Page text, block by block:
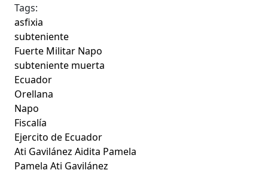
Tags:
asfixia
subteniente
Fuerte Militar Napo
subteniente muerta
Ecuador
Orellana
Napo
Fiscalía
Ejercito de Ecuador
Ati Gavilánez Aidita Pamela
Pamela Ati Gavilánez